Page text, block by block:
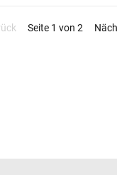
Seite 1 von 2